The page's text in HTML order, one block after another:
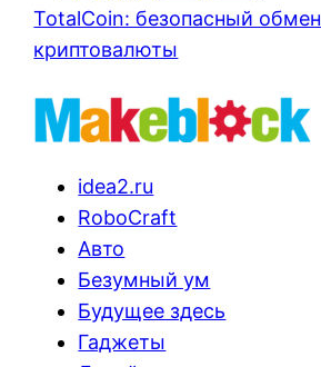
TotalCoin: безопасный обмен
криптовалюты
idea2.ru
RoboCraft
Авто
Безумный ум
Будущее здесь
Гаджеты